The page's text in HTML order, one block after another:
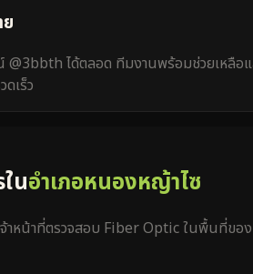
ได้ตลอด ทีมงานพร้อมช่วยเหลือแ
เร็ว
นอำเภอหนองหญ้าไซ
าหน้าที่ตรวจสอบ Fiber Optic ในพื้นที่ของ